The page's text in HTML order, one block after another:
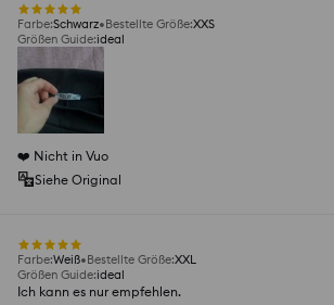
Farbe:Schwarz Bestellte Größe:XXS
Größen Guide:ideal
❤️ Nicht in Vuo
Siehe Original
Farbe:Weiß Bestellte Größe:XXL
Größen Guide:ideal
Ich kann es nur empfehlen.